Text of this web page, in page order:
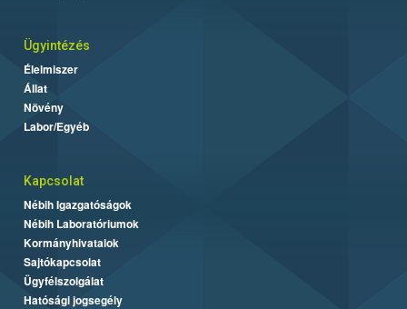
Ügyintézés
Élelmiszer
Állat
Növény
Labor/Egyéb
Kapcsolat
Nébih Igazgatóságok
Nébih Laboratóriumok
Kormányhivatalok
Sajtókapcsolat
Ügyfélszolgálat
Hatósági jogsegély